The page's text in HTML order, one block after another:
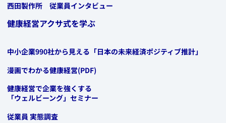
​西田製作所 従業員インタビュー
健康経営アクサ式を学ぶ
​中小企業990社から見える「日本の未来経済ポジティブ推計」
​漫画でわかる健康経営(PDF)
​健康経営で企業を強くする
「ウェルビーング」セミナー
​従業員 実態調査